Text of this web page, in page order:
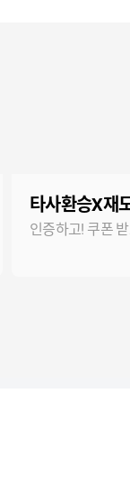
타사환승X재
인증하고! 쿠폰